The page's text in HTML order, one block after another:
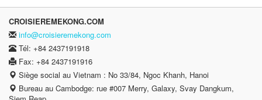
CROISIEREMEKONG.COM
info@croisieremekong.com
Tél: +84 2437191918
Fax: +84 2437191916
Siège social au Vietnam : No 33/84, Ngoc Khanh, Hanoi
Bureau au Cambodge: rue #007 Merry, Galaxy, Svay Dangkum,